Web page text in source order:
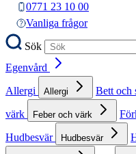
0771 23 10 00
Vanliga frågor
Sök
Egenvård
Allergi
Allergi Bett och
värk
Feber och värk
Hudbesvär
Hudbesvär